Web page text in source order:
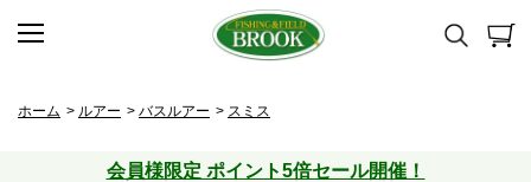
ホーム > ルアー > バスルアー > スミス
会員様限定 ポイント5倍セール開催！